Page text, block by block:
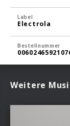
Label
Electrola
Bestellnummer
Weitere